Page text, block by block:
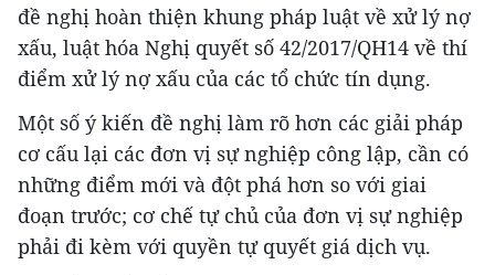
đề nghị hoàn thiện khung pháp luật về xử lý nợ
xấu, luật hóa Nghị quyết số 42/2017/QH14 về thí
điểm xử lý nợ xấu của các tổ chức tín dụng.
Một số ý kiến đề nghị làm rõ hơn các giải pháp
cơ cấu lại các đơn vị sự nghiệp công lập, cần có
những điểm mới và đột phá hơn so với giai
đoạn trước; cơ chế tự chủ của đơn vị sự nghiệp
phải đi kèm với quyền tự quyết giá dịch vụ.